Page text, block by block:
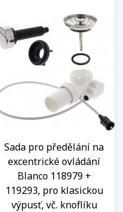
Sada pro předělání na
excentrické ovládání
Blanco 118979 +
119293, pro klasickou
výpusť, vč. knoflíku